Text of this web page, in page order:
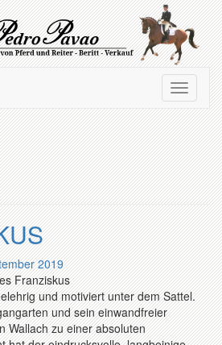
ein-/
2019
Franziskus
und motiviert unter dem Sattel.
und sein einwandfreier
Wallach zu einer absoluten